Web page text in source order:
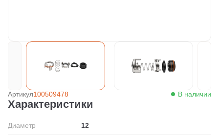
Артикул100509478 В наличии
Характеристики
Диаметр 12